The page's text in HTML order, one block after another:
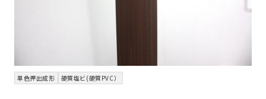
単色押出成形 硬質塩ビ(硬質PVC）